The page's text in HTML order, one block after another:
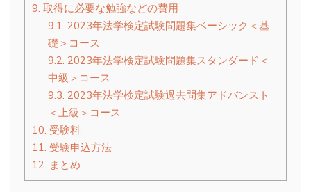
9. 取得に必要な勉強などの費用
9.1.
2023年法学検定試験問題集ベーシック＜基
礎＞コース
9.2. 2023年法学検定試験問題集スタンダード＜
中級＞コース
9.3. 2023年法学検定試験過去問集アドバンスト
＜上級＞コース
10. 受験料
11.
受験申込方法
12.
まとめ